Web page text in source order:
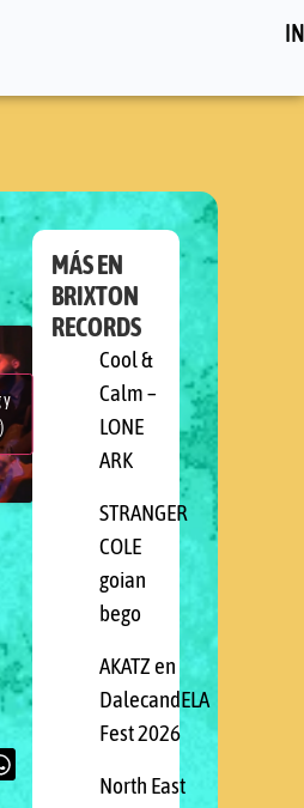
y
MÁS EN
BRIXTON
RECORDS
Cool &
Calm –
LONE
ARK
STRANGER
COLE
goian
bego
AKATZ en
DalecandELA
Fest 2026
North East